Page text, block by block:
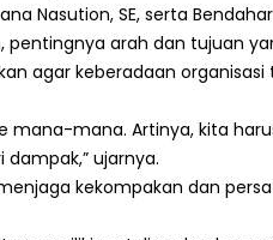
Nasution, SE, serta
arah dan tujuan
agar keberadaan
mana-mana. Artinya, kita
ujarnya.
kekompakan dan